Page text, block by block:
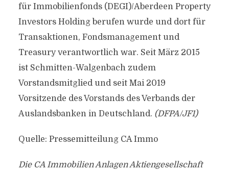
für Immobilienfonds (DEGI)/Aberdeen Property
Investors Holding berufen wurde und dort für
Transaktionen, Fondsmanagement und
Treasury verantwortlich war. Seit März 2015
ist Schmitten-Walgenbach zudem
Vorstandsmitglied und seit Mai 2019
Vorsitzende des Vorstands des Verbands der
Auslandsbanken in Deutschland. (DFPA/JF1)
Quelle: Pressemitteilung CA Immo
Die CA Immobilien Anlagen Aktiengesellschaft